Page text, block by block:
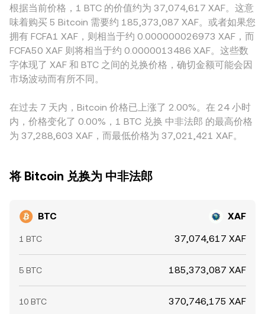
场价对齐的交易将其拉回，从而与整体市场的 BTC/XAF
conversion rate 形成联动。
动性影响，BTC 的本地定价可能与全球均价存在差异。此外，
部分平台的 BTC/XAF 报价链路实际依赖 BTC/USDT 与
USDT/XAF 的两段式定价，USDT 相对法币的轻微升贴水会传
导到最终的 BTC/XAF conversion rate。跨平台套利通常有助
于收敛价差，但在存在手续费、链上与跨所转账延迟、额度限
制与合规审核等摩擦时，价差难以被完全消除。
根据当前价格，1 BTC 的价值约为 37,074,617 XAF。这意
味着购买 5 Bitcoin 需要约 185,373,087 XAF。或者如果您
拥有 FCFA1 XAF，则相当于约 0.000000026973 XAF，而
FCFA50 XAF 则将相当于约 0.0000013486 XAF。这些数
字体现了 XAF 和 BTC 之间的兑换价格，确切金额可能会因
市场波动而有所不同。
在过去 7 天内，Bitcoin 价格已上涨了 2.00%。在 24 小时
内，价格变化了 0.00%，1 BTC 兑换 中非法郎 的最高价格
为 37,288,603 XAF，而最低价格为 37,021,421 XAF。
将 Bitcoin 兑换为 中非法郎
BTC XAF
1 BTC 37,074,617 XAF
5 BTC 185,373,087 XAF
10 BTC 370,746,175 XAF